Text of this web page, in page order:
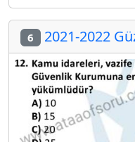
6 2021-2022